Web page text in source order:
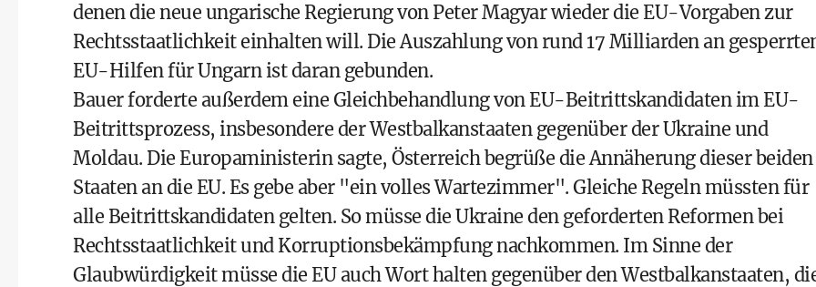
denen die neue ungarische Regierung von Peter Magyar wieder die EU-Vorgaben zur
Rechtsstaatlichkeit einhalten will. Die Auszahlung von rund 17 Milliarden an
EU-Hilfen für Ungarn ist daran gebunden.
Bauer forderte außerdem eine Gleichbehandlung von EU-Beitrittskandidaten im EU-
Beitrittsprozess, insbesondere der Westbalkanstaaten gegenüber der Ukraine und
Moldau. Die Europaministerin sagte, Österreich begrüße die Annäherung dieser beiden
Staaten an die EU. Es gebe aber "ein volles Wartezimmer". Gleiche Regeln müssten für
alle Beitrittskandidaten gelten. So müsse die Ukraine den geforderten Reformen bei
Rechtsstaatlichkeit und Korruptionsbekämpfung nachkommen. Im Sinne der
Glaubwürdigkeit müsse die EU auch Wort halten gegenüber den Westbalkanstaaten,